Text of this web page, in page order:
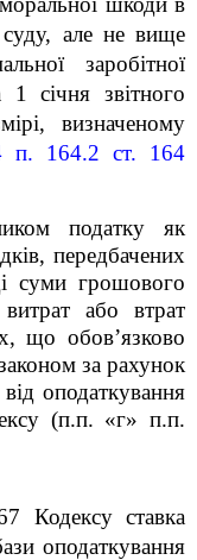
але не вище
заробітної
1 січня звітного
визначеному
п. 164.2 ст. 164
податку як
передбачених
суми грошового
або втрат
що обов’язково
за рахунок
оподаткування
(п.п. «г» п.п.
Кодексу ставка
оподаткування